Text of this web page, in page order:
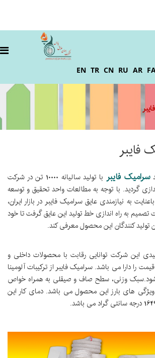
AR
RU
CN
TR
EN
فایبر
سرامیک فایبر
با تولید سالیانه 10000 تن در شرکت
گردید. با توجه به مطالعات واحد تحقیق و توسعه
به نیازمندی عایق سرامیک فایبر در بازار ایران،
به راه اندازی خط تولید این عایق گرفت تا خود
تولید کنندگان این محصول معرفی کند.
این شرکت توانایی رقابت با محصولات داخلی و
را دارا می باشد. سرامیک فایبر از ترکیبات آلومینا
وزنی، سطح صاف و صیقلی به همراه خواص
های بارز این محصول می باشد. دمای کار این